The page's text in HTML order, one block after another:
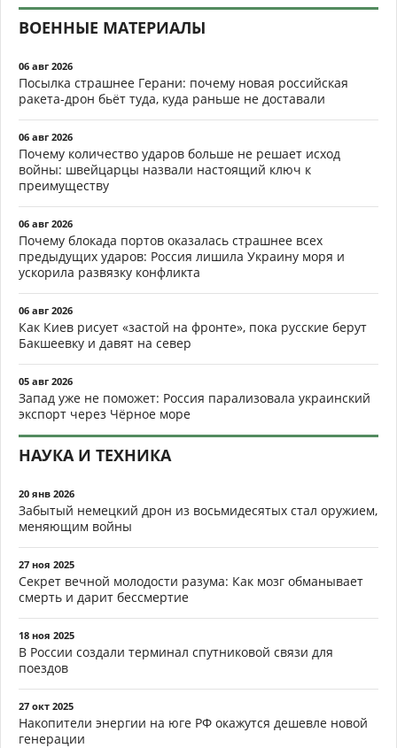
ВОЕННЫЕ МАТЕРИАЛЫ
06 авг 2026
Посылка страшнее Герани: почему новая российская
ракета-дрон бьёт туда, куда раньше не доставали
06 авг 2026
Почему количество ударов больше не решает исход
войны: швейцарцы назвали настоящий ключ к
преимуществу
06 авг 2026
Почему блокада портов оказалась страшнее всех
предыдущих ударов: Россия лишила Украину моря и
ускорила развязку конфликта
06 авг 2026
Как Киев рисует «застой на фронте», пока русские берут
Бакшеевку и давят на север
05 авг 2026
Запад уже не поможет: Россия парализовала украинский
экспорт через Чёрное море
НАУКА И ТЕХНИКА
20 янв 2026
Забытый немецкий дрон из восьмидесятых стал оружием,
меняющим войны
27 ноя 2025
Секрет вечной молодости разума: Как мозг обманывает
смерть и дарит бессмертие
18 ноя 2025
В России создали терминал спутниковой связи для
поездов
27 окт 2025
Накопители энергии на юге РФ окажутся дешевле новой
генерации